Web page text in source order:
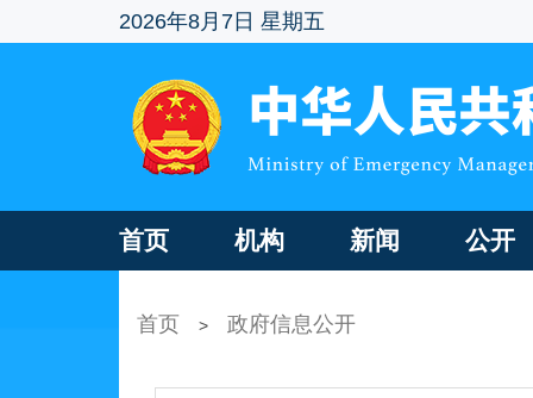
2026年8月7日 星期五
首页 机构 新闻 公开
首页 > 政府信息公开